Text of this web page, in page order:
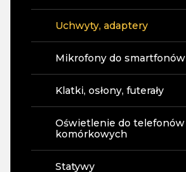
Uchwyty, adaptery
Mikrofony do smartfonów
Klatki, osłony, futerały
Oświetlenie do telefonów
komórkowych
Statywy